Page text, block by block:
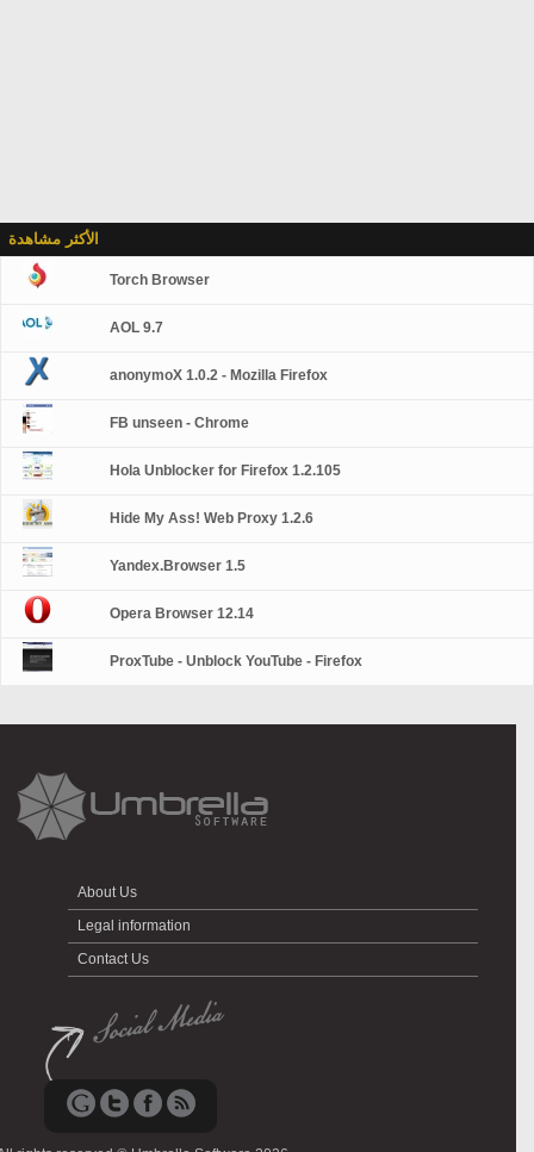
الأكثر مشاهدة
Torch Browser
AOL 9.7
anonymoX 1.0.2 - Mozilla Firefox
FB unseen - Chrome
Hola Unblocker for Firefox 1.2.105
Hide My Ass! Web Proxy 1.2.6
Yandex.Browser 1.5
Opera Browser 12.14
ProxTube - Unblock YouTube - Firefox
About Us
Legal information
Contact Us